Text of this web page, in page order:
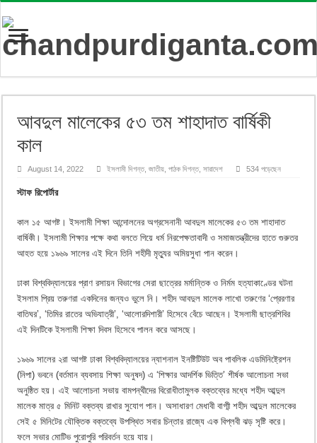
আবদুল মালেকের ৫৩ তম শাহাদাত বার্ষিকী
কাল
August 14, 2022 ইসলামী দিগন্ত,জাতীয় ,পাঠক দিগন্ত,সারাদেশ 534 পড়েছেন
স্টাফ রিপোর্টার
কাল ১৫ আগষ্ট। ইসলামী শিক্ষা আন্দোলনের অগ্রসেনানী আবদুল মালেকের ৫৩ তম শাহাদাত
বার্ষিকী। ইসলামী শিক্ষার পক্ষে কথা বলতে গিয়ে ধর্ম নিরপেক্ষতাবাদী ও সমাজতন্ত্রীদের হাতে গুরুতর
আহত হয়ে ১৯৬৯ সালের এই দিনে তিনি শহীদী মৃত্যুর অমিয়সুধা পান করেন।
ঢাকা বিশ্ববিদ্যালয়ের প্রাণ রসায়ন বিভাগের সেরা ছাত্রের মর্মান্তিক ও নির্মম হত্যাকাণ্ডের ঘটনা
ইসলাম প্রিয় তরুণরা একদিনের জন্যও ভুলে নি। শহীদ আবদুল মালেক লাখো তরুণের ‘প্রেরণার
বাতিঘর’, ‘তিমির রাতের অভিযাত্রী’, ‘আলোরদিশারী’ হিসেবে বেঁচে আছেন। ইসলামী ছাত্রশিবির
এই দিনটিকে ইসলামী শিক্ষা দিবস হিসেবে পালন করে আসছে।
১৯৬৯ সালের ২রা আগষ্ট ঢাকা বিশ্ববিদ্যালয়ের ন্যাশনাল ইনষ্টিটিউট অব পাবলিক এডমিনিষ্ট্রেশন
(নিপা) ভবনে (বর্তমান ব্যবসায় শিক্ষা অনুষদ) এ ‘শিক্ষার আদর্শিক ভিত্তি’ শীর্ষক আলোচনা সভা
অনুষ্ঠিত হয়। এই আলোচনা সভায় বামপন্থীদের বিরোধীতামুলক বক্তব্যের মধ্যে শহীদ আব্দুল
মালেক মাত্র ৫ মিনিট বক্তব্য রাখার সুযোগ পান। অসাধারণ মেধাবী বাগ্মী শহীদ আব্দুল মালেকের
সেই ৫ মিনিটের যৌক্তিক বক্তব্যে উপস্থিত সবার চিন্তার রাজ্যে এক বিপ্লবী ঝড় সৃষ্টি করে।
ফলে সভার মোটিভ পুরোপুরি পরিবর্তন হয়ে যায়।